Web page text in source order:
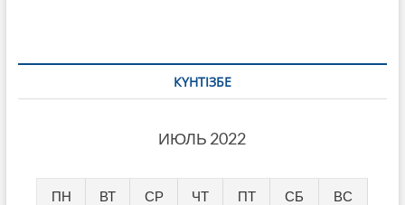
КҮНТІЗБЕ
ИЮЛЬ 2022
ПН ВТ СР ЧТ ПТ СБ ВС